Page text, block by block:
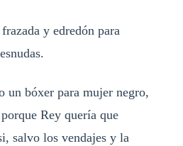
y edredón para
un bóxer para mujer negro,
Rey quería que
salvo los vendajes y la